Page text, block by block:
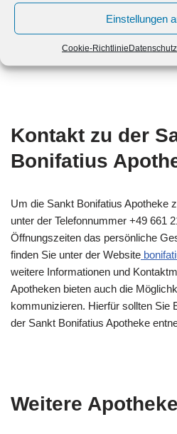
Einstellungen
Cookie-Richtlinie
Kontakt zu der
Bonifatius
Um die Sankt Bonifatius Apotheke
unter der Telefonnummer +49 661
Öffnungszeiten das persönliche
finden Sie unter der Website
weitere Informationen und
Apotheken bieten auch die
kommunizieren. Hierfür sollten Sie
der Sankt Bonifatius Apotheke
Weitere